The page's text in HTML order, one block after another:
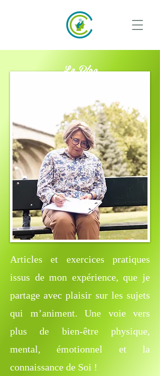
Le Blog
Articles et exercices pratiques
issus de mon expérience, que je
partage avec plaisir sur les sujets
qui m’animent. Une voie vers
plus de bien-être physique,
mental, émotionnel et la
connaissance de Soi !